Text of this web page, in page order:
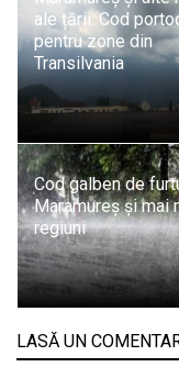
ale țării. Cod
pentru zone din
Transilvania
Cod galben de
Maramureș și mai
regiuni
LASĂ UN